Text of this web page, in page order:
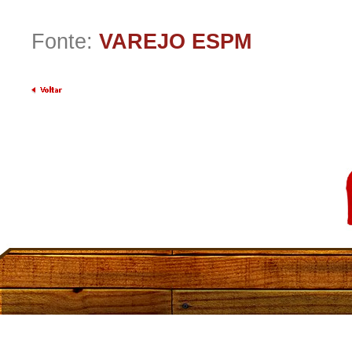
Fonte: VAREJO ESPM